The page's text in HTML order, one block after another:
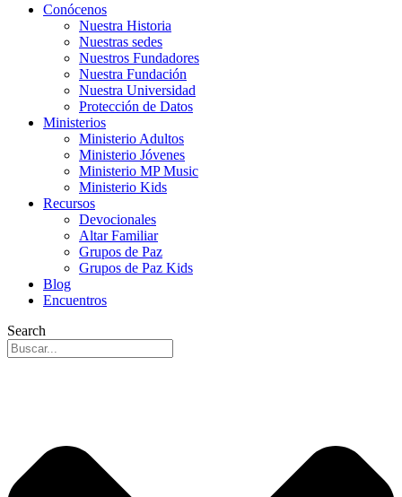
Conócenos
Nuestra Historia
Nuestras sedes
Nuestros Fundadores
Nuestra Fundación
Nuestra Universidad
Protección de Datos
Ministerios
Ministerio Adultos
Ministerio Jóvenes
Ministerio MP Music
Ministerio Kids
Recursos
Devocionales
Altar Familiar
Grupos de Paz
Grupos de Paz Kids
Blog
Encuentros
Search